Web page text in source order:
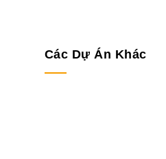
Các Dự Án Khác